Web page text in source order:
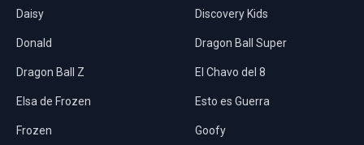
Daisy Discovery Kids
Donald Dragon Ball Super
Dragon Ball Z El Chavo del 8
Elsa de Frozen Esto es Guerra
Frozen Goofy